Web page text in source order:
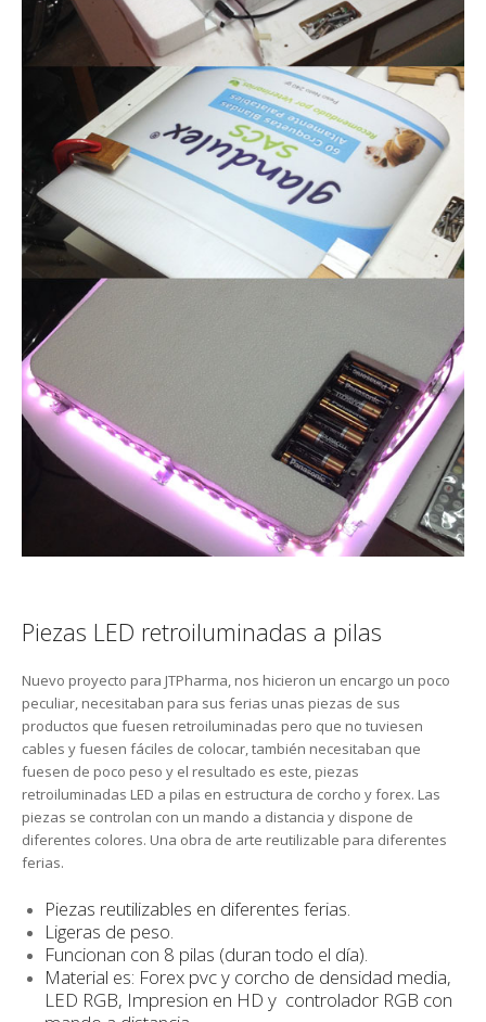
Piezas LED retroiluminadas a pilas
Nuevo proyecto para JTPharma, nos hicieron un encargo un poco
peculiar, necesitaban para sus ferias unas piezas de sus
productos que fuesen retroiluminadas pero que no tuviesen
cables y fuesen fáciles de colocar, también necesitaban que
fuesen de poco peso y el resultado es este, piezas
retroiluminadas LED a pilas en estructura de corcho y forex. Las
piezas se controlan con un mando a distancia y dispone de
diferentes colores. Una obra de arte reutilizable para diferentes
ferias.
Piezas reutilizables en diferentes ferias.
Ligeras de peso.
Funcionan con 8 pilas (duran todo el día).
Material es: Forex pvc y corcho de densidad media,
LED RGB, Impresion en HD y controlador RGB con